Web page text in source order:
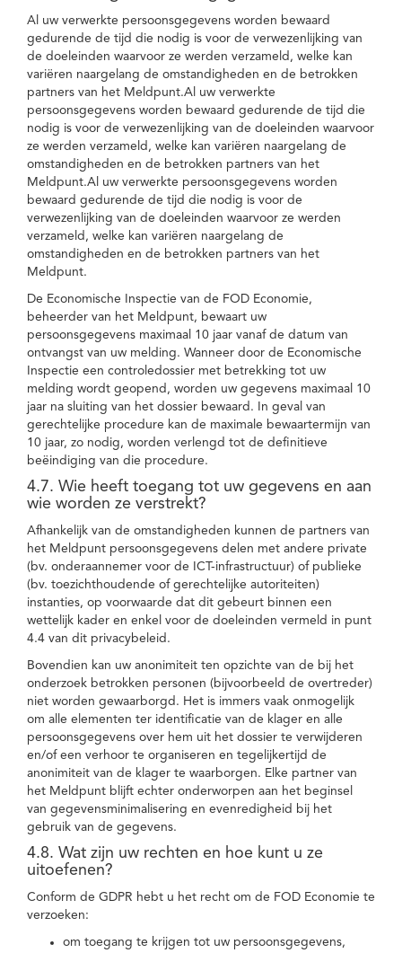
Al uw verwerkte persoonsgegevens worden bewaard
gedurende de tijd die nodig is voor de verwezenlijking van
de doeleinden waarvoor ze werden verzameld, welke kan
variëren naargelang de omstandigheden en de betrokken
partners van het Meldpunt.Al uw verwerkte
persoonsgegevens worden bewaard gedurende de tijd die
nodig is voor de verwezenlijking van de doeleinden waarvoor
ze werden verzameld, welke kan variëren naargelang de
omstandigheden en de betrokken partners van het
Meldpunt.Al uw verwerkte persoonsgegevens worden
bewaard gedurende de tijd die nodig is voor de
verwezenlijking van de doeleinden waarvoor ze werden
verzameld, welke kan variëren naargelang de
omstandigheden en de betrokken partners van het
Meldpunt.
De Economische Inspectie van de FOD Economie,
beheerder van het Meldpunt, bewaart uw
persoonsgegevens maximaal 10 jaar vanaf de datum van
ontvangst van uw melding. Wanneer door de Economische
Inspectie een controledossier met betrekking tot uw
melding wordt geopend, worden uw gegevens maximaal 10
jaar na sluiting van het dossier bewaard. In geval van
gerechtelijke procedure kan de maximale bewaartermijn van
10 jaar, zo nodig, worden verlengd tot de definitieve
beëindiging van die procedure.
4.7. Wie heeft toegang tot uw gegevens en aan
wie worden ze verstrekt?
Afhankelijk van de omstandigheden kunnen de partners van
het Meldpunt persoonsgegevens delen met andere private
(bv. onderaannemer voor de ICT-infrastructuur) of publieke
(bv. toezichthoudende of gerechtelijke autoriteiten)
instanties, op voorwaarde dat dit gebeurt binnen een
wettelijk kader en enkel voor de doeleinden vermeld in punt
4.4 van dit privacybeleid.
Bovendien kan uw anonimiteit ten opzichte van de bij het
onderzoek betrokken personen (bijvoorbeeld de overtreder)
niet worden gewaarborgd. Het is immers vaak onmogelijk
om alle elementen ter identificatie van de klager en alle
persoonsgegevens over hem uit het dossier te verwijderen
en/of een verhoor te organiseren en tegelijkertijd de
anonimiteit van de klager te waarborgen. Elke partner van
het Meldpunt blijft echter onderworpen aan het beginsel
van gegevensminimalisering en evenredigheid bij het
gebruik van de gegevens.
4.8. Wat zijn uw rechten en hoe kunt u ze
uitoefenen?
Conform de GDPR hebt u het recht om de FOD Economie te
verzoeken:
om toegang te krijgen tot uw persoonsgegevens,